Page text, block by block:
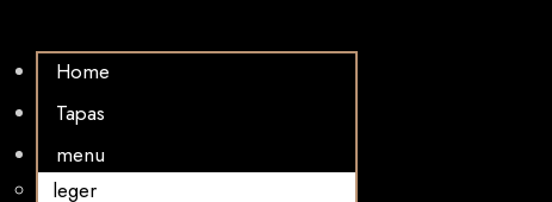
Home
Tapas
menu
leger